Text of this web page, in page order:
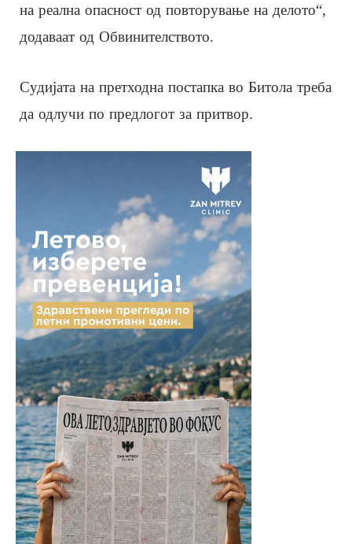
на реална опасност од повторување на делото“,
додаваат од Обвинителството.
Судијата на претходна постапка во Битола треба
да одлучи по предлогот за притвор.